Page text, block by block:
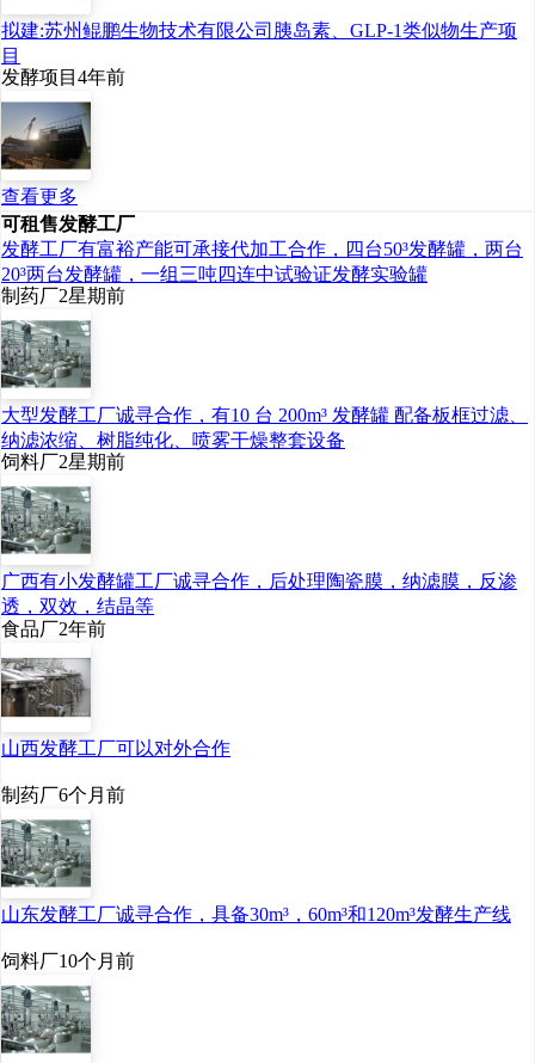
徽商报、万家热线、新食
如此成功表示惊讶，纷纷
认为这次安徽糖酒会参展
展请联系 杨小伍18655158
603
拟建:苏州鲲鹏生物技术有限公司胰岛素、GLP-1类似物生产项
目
发酵项目 4年前
查看更多
可租售发酵工厂
发酵工厂有富裕产能可承接代加工合作，四台50³发酵罐，两台
20³两台发酵罐，一组三吨四连中试验证发酵实验罐
制药厂2星期前
大型发酵工厂诚寻合作，有10 台 200m³ 发酵罐 配备板框过滤、
纳滤浓缩、树脂纯化、喷雾干燥整套设备
饲料厂2星期前
广西有小发酵罐工厂诚寻合作，后处理陶瓷膜，纳滤膜，反渗
透，双效，结晶等
食品厂2年前
山西发酵工厂可以对外合作
制药厂6个月前
山东发酵工厂诚寻合作，具备30m³，60m³和120m³发酵生产线
饲料厂10个月前